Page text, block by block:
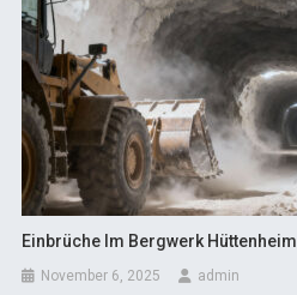
Einbrüche Im Bergwerk Hüttenheim
November 6, 2025 admin